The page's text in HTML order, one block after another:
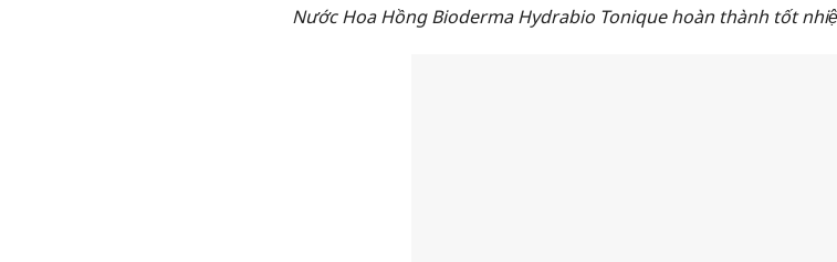
Nước Hoa Hồng Bioderma Hydrabio Tonique hoàn thành tốt